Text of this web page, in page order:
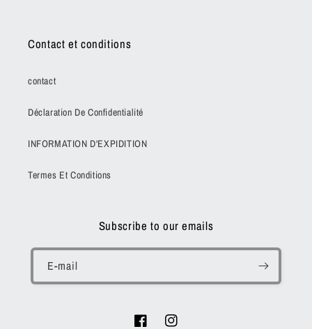
Contact et conditions
contact
Déclaration De Confidentialité
INFORMATION D'EXPIDITION
Termes Et Conditions
Subscribe to our emails
E-mail